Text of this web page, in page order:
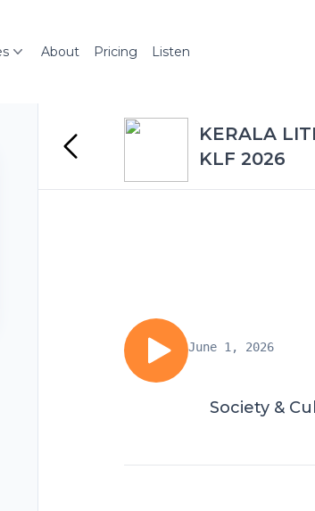
About Pricing Listen
KERALA
KLF 2026
June 1, 2026
Society &